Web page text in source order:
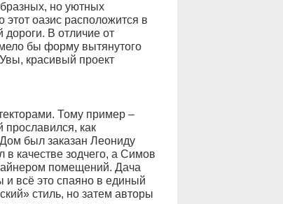
но уютных
оазис расположится в
В отличие от
бы форму вытянутого
красивый проект
Тому пример –
прославился, как
был заказан Леониду
качестве зодчего, а Симов
помещений. Дача
и всё это спаяно в единый
стиль, но затем авторы